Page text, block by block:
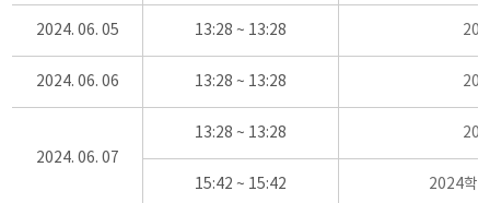
2024. 06. 05 13:28 ~ 13:28
2024. 06. 06 13:28 ~ 13:28
2024. 06. 07
13:28 ~ 13:28
15:42 ~ 15:42 2024학